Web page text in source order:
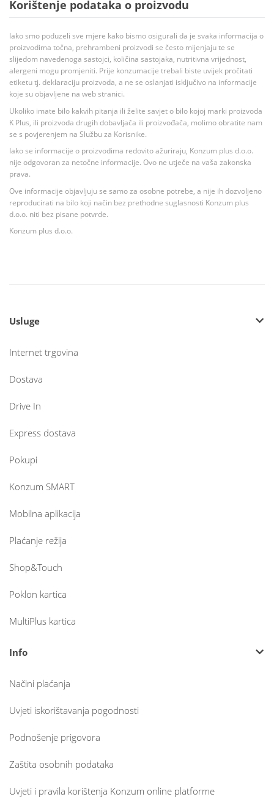
Korištenje podataka o proizvodu
Iako smo poduzeli sve mjere kako bismo osigurali da je svaka informacija o
proizvodima točna, prehrambeni proizvodi se često mijenjaju te se
slijedom navedenoga sastojci, količina sastojaka, nutritivna vrijednost,
alergeni mogu promjeniti. Prije konzumacije trebali biste uvijek pročitati
etiketu tj. deklaraciju proizvoda, a ne se oslanjati isključivo na informacije
koje su objavljene na web stranici.
Ukoliko imate bilo kakvih pitanja ili želite savjet o bilo kojoj marki proizvoda
K Plus, ili proizvoda drugih dobavljača ili proizvođača, molimo obratite nam
se s povjerenjem na Službu za Korisnike.
Iako se informacije o proizvodima redovito ažuriraju, Konzum plus d.o.o.
nije odgovoran za netočne informacije. Ovo ne utječe na vaša zakonska
prava.
Ove informacije objavljuju se samo za osobne potrebe, a nije ih dozvoljeno
reproducirati na bilo koji način bez prethodne suglasnosti Konzum plus
d.o.o. niti bez pisane potvrde.
Konzum plus d.o.o.
Usluge
Internet trgovina
Dostava
Drive In
Express dostava
Pokupi
Konzum SMART
Mobilna aplikacija
Plaćanje režija
Shop&Touch
Poklon kartica
MultiPlus kartica
Info
Načini plaćanja
Uvjeti iskorištavanja pogodnosti
Podnošenje prigovora
Zaštita osobnih podataka
Uvjeti i pravila korištenja Konzum online platforme